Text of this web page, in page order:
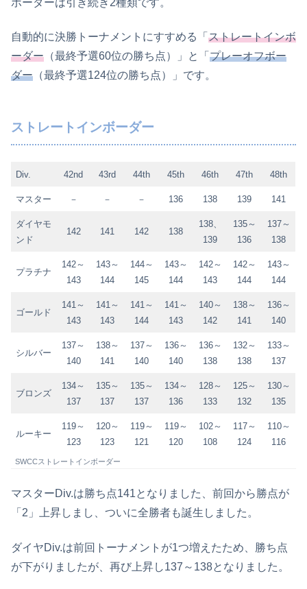
自動的に決勝トーナメントにすすめる「 ストレートインボ
ーダー （最終予選60位の勝ち点）」と「 プレーオフボー
ダー （最終予選124位の勝ち点）」です。
ストレートインボーダー
Div. 42nd 43rd 44th 45th 46th 47th 48th
マスター － － － 136 138 139 141
ダイヤモ
ンド
142 141 142 138
138、
139
135～
136
137～
138
プラチナ
142～
143
143～
144
144～
145
143～
144
142～
143
142～
144
143～
144
ゴールド
141～
143
141～
143
141～
144
141～
143
140～
142
138～
141
136～
140
シルバー
137～
140
138～
141
137～
140
136～
140
136～
138
132～
138
133～
137
ブロンズ
134～
137
135～
137
135～
137
134～
136
128～
133
125～
132
130～
135
ルーキー
119～
123
120～
123
119～
121
119～
120
102～
108
117～
124
110～
116
SWCCストレートインボーダー
マスターDiv.は勝ち点141となりました、前回から勝点が
「2」上昇しまし、ついに全勝者も誕生しました。
ダイヤDiv.は前回トーナメントが1つ増えたため、勝ち点
が下がりましたが、再び上昇し137～138となりました。